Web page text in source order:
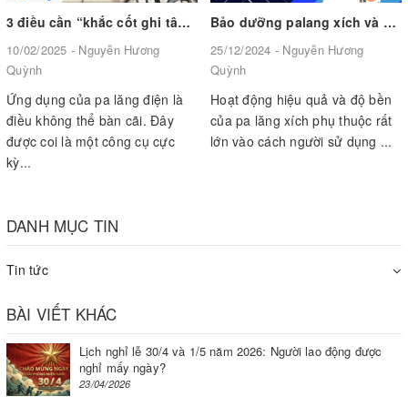
3 điều cần “khắc cốt ghi tâm” khi sử dụng pa lăng điện
10/02/2025 - Nguyễn Hương
Quỳnh
Ứng dụng của pa lăng điện là
điều không thể bàn cãi. Đây
được coi là một công cụ cực
kỳ...
Bảo dưỡng palang xích và những lưu ý quan trọng
25/12/2024 - Nguyễn Hương
Quỳnh
Hoạt động hiệu quả và độ bền
của pa lăng xích phụ thuộc rất
lớn vào cách người sử dụng ...
DANH MỤC TIN
Tin tức
BÀI VIẾT KHÁC
Lịch nghỉ lễ 30/4 và 1/5 năm 2026: Người lao động được
nghỉ mấy ngày?
23/04/2026